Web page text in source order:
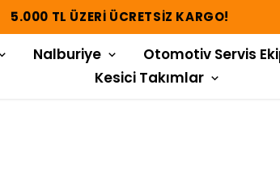
5.000 TL ÜZERI ÜCRETSIZ KARGO!
Nalburiye Otomotiv Servis
Kesici Takımlar